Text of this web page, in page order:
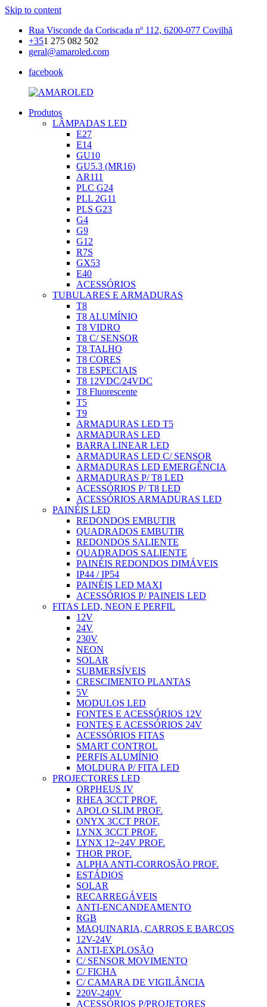
Skip to content
Rua Visconde da Coriscada nº 112, 6200-077 Covilhã
+351 275 082 502
geral@amaroled.com
facebook
AMAROLED
Iluminação
Produtos
LÂMPADAS LED
E27
E14
GU10
GU5.3 (MR16)
AR111
PLC G24
PLL 2G11
PLS G23
G4
G9
G12
R7S
GX53
E40
ACESSÓRIOS
TUBULARES E ARMADURAS
T8
T8 ALUMÍNIO
T8 VIDRO
T8 C/ SENSOR
T8 TALHO
T8 CORES
T8 ESPECIAIS
T8 12VDC/24VDC
T8 Fluorescente
T5
T9
ARMADURAS LED T5
ARMADURAS LED
BARRA LINEAR LED
ARMADURAS LED C/ SENSOR
ARMADURAS LED EMERGÊNCIA
ARMADURAS P/ T8 LED
ACESSÓRIOS P/ T8 LED
ACESSÓRIOS ARMADURAS LED
PAINÉIS LED
REDONDOS EMBUTIR
QUADRADOS EMBUTIR
REDONDOS SALIENTE
QUADRADOS SALIENTE
PAINÉIS REDONDOS DIMÁVEIS
IP44 / IP54
PAINÉIS LED MAXI
ACESSÓRIOS P/ PAINEIS LED
FITAS LED, NEON E PERFIL
12V
24V
230V
NEON
SOLAR
SUBMERSÍVEIS
CRESCIMENTO PLANTAS
5V
MODULOS LED
FONTES E ACESSÓRIOS 12V
FONTES E ACESSÓRIOS 24V
ACESSÓRIOS FITAS
SMART CONTROL
PERFIS ALUMÍNIO
MOLDURA P/ FITA LED
PROJECTORES LED
ORPHEUS IV
RHEA 3CCT PROF.
APOLO SLIM PROF.
ONYX 3CCT PROF.
LYNX 3CCT PROF.
LYNX 12~24V PROF.
THOR PROF.
ALPHA ANTI-CORROSÃO PROF.
ESTÁDIOS
SOLAR
RECARREGÁVEIS
ANTI-ENCANDEAMENTO
RGB
MAQUINARIA, CARROS E BARCOS
12V-24V
ANTI-EXPLOSÃO
C/ SENSOR MOVIMENTO
C/ FICHA
C/ CAMARA DE VIGILÂNCIA
220V-240V
ACESSÓRIOS P/PROJETORES